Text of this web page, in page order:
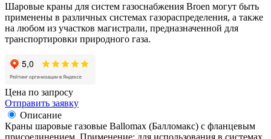
Шаровые краны для систем газоснабжения Broen могут быть
применены в различных системах газораспределения, а также
на любом из участков магистрали, предназначенной для
транспортировки природного газа.
Цена по запросу
Отправить заявку
Описание
Краны шаровые газовые Ballomax (Балломакс) c фланцевым
присоединением. Применение: для использования в системах